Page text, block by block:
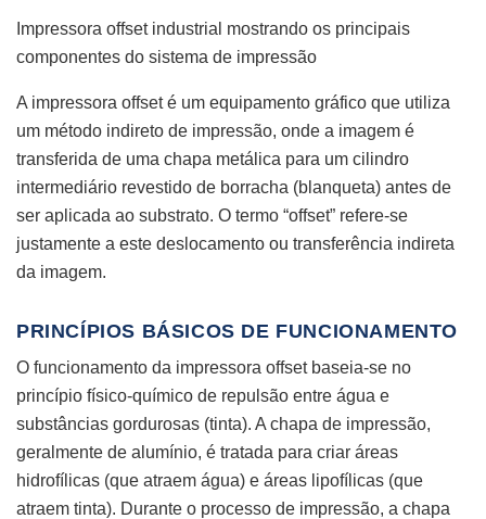
Impressora offset industrial mostrando os principais
componentes do sistema de impressão
A impressora offset é um equipamento gráfico que utiliza
um método indireto de impressão, onde a imagem é
transferida de uma chapa metálica para um cilindro
intermediário revestido de borracha (blanqueta) antes de
ser aplicada ao substrato. O termo “offset” refere-se
justamente a este deslocamento ou transferência indireta
da imagem.
PRINCÍPIOS BÁSICOS DE FUNCIONAMENTO
O funcionamento da impressora offset baseia-se no
princípio físico-químico de repulsão entre água e
substâncias gordurosas (tinta). A chapa de impressão,
geralmente de alumínio, é tratada para criar áreas
hidrofílicas (que atraem água) e áreas lipofílicas (que
atraem tinta). Durante o processo de impressão, a chapa